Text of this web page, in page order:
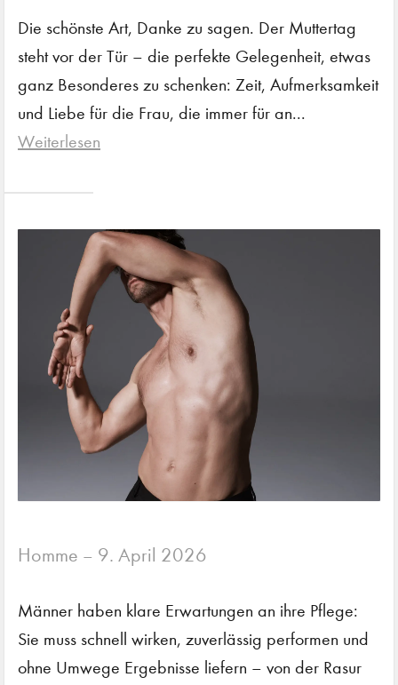
Die schönste Art, Danke zu sagen. Der Muttertag
steht vor der Tür – die perfekte Gelegenheit, etwas
ganz Besonderes zu schenken: Zeit, Aufmerksamkeit
und Liebe für die Frau, die immer für an...
Weiterlesen
Homme – 9. April 2026
Männer haben klare Erwartungen an ihre Pflege:
Sie muss schnell wirken, zuverlässig performen und
ohne Umwege Ergebnisse liefern – von der Rasur